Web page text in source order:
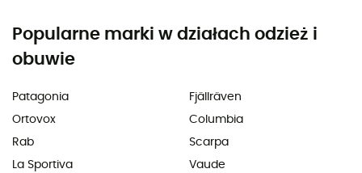
Popularne marki w działach odzież i
obuwie
Patagonia
Ortovox
Rab
La Sportiva
Fjällräven
Columbia
Scarpa
Vaude